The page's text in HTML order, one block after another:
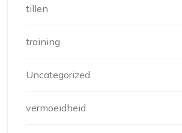
tillen
training
Uncategorized
vermoeidheid